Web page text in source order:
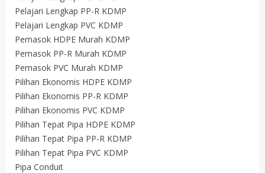
Pelajari Lengkap PP-R KDMP
Pelajari Lengkap PVC KDMP
Pemasok HDPE Murah KDMP
Pemasok PP-R Murah KDMP
Pemasok PVC Murah KDMP
Pilihan Ekonomis HDPE KDMP
Pilihan Ekonomis PP-R KDMP
Pilihan Ekonomis PVC KDMP
Pilihan Tepat Pipa HDPE KDMP
Pilihan Tepat Pipa PP-R KDMP
Pilihan Tepat Pipa PVC KDMP
Pipa Conduit